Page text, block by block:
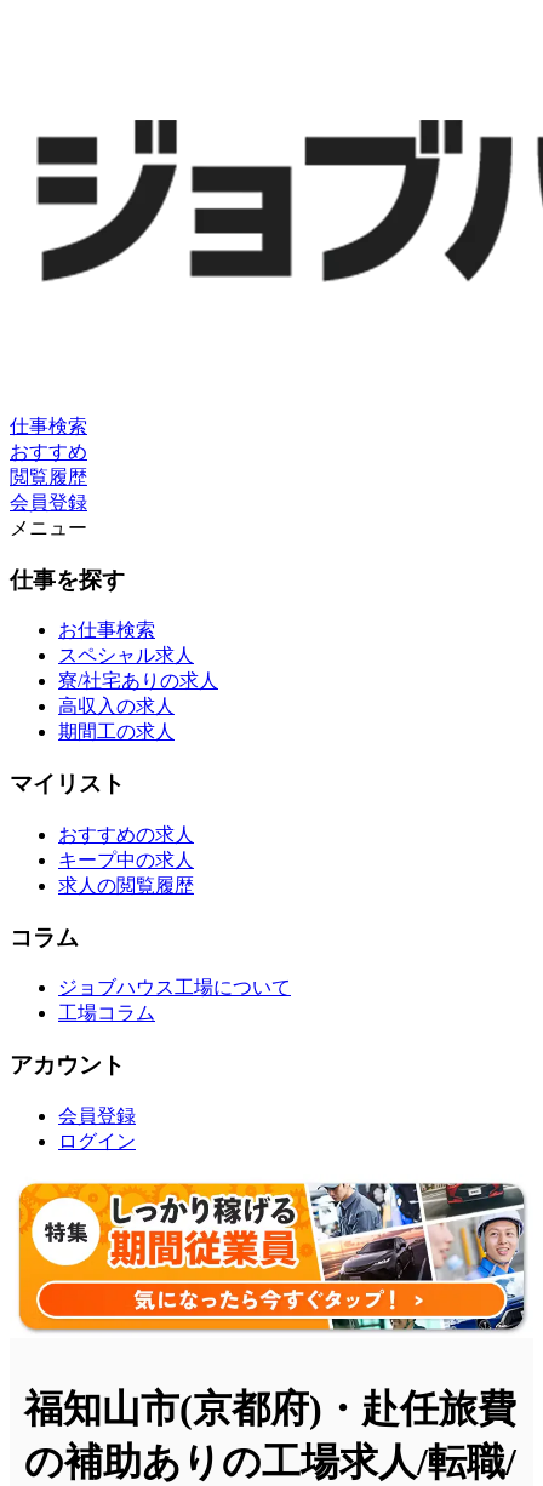
仕事検索
おすすめ
閲覧履歴
会員登録
メニュー
仕事を探す
お仕事検索
スペシャル求人
寮/社宅ありの求人
高収入の求人
期間工の求人
マイリスト
おすすめの求人
キープ中の求人
求人の閲覧履歴
コラム
ジョブハウス工場について
工場コラム
アカウント
会員登録
ログイン
福知山市(京都府)・赴任旅費
の補助ありの工場求人/転職/